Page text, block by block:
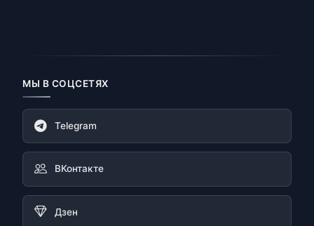
МЫ В СОЦСЕТЯХ
Telegram
ВКонтакте
Дзен